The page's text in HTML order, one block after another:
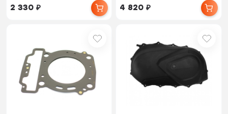
2 330₽ 4 820₽